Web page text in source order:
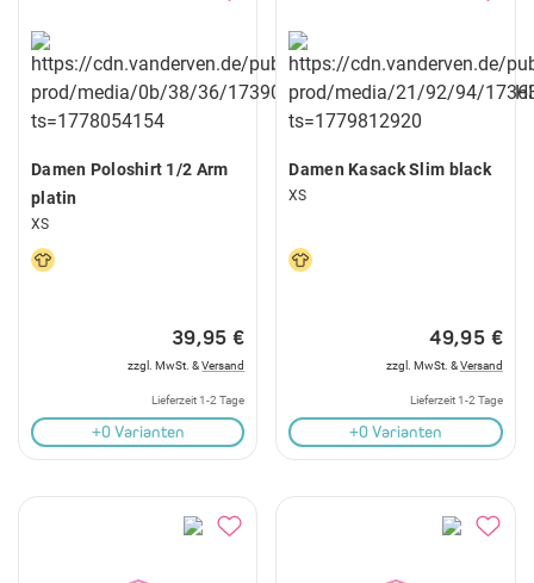
Damen Poloshirt 1/2 Arm
platin
XS
39,95 €
zzgl. MwSt. &Versand
Lieferzeit 1-2 Tage
+0 Varianten
Damen Kasack Slim black
XS
49,95 €
zzgl. MwSt. &Versand
Lieferzeit 1-2 Tage
+0 Varianten